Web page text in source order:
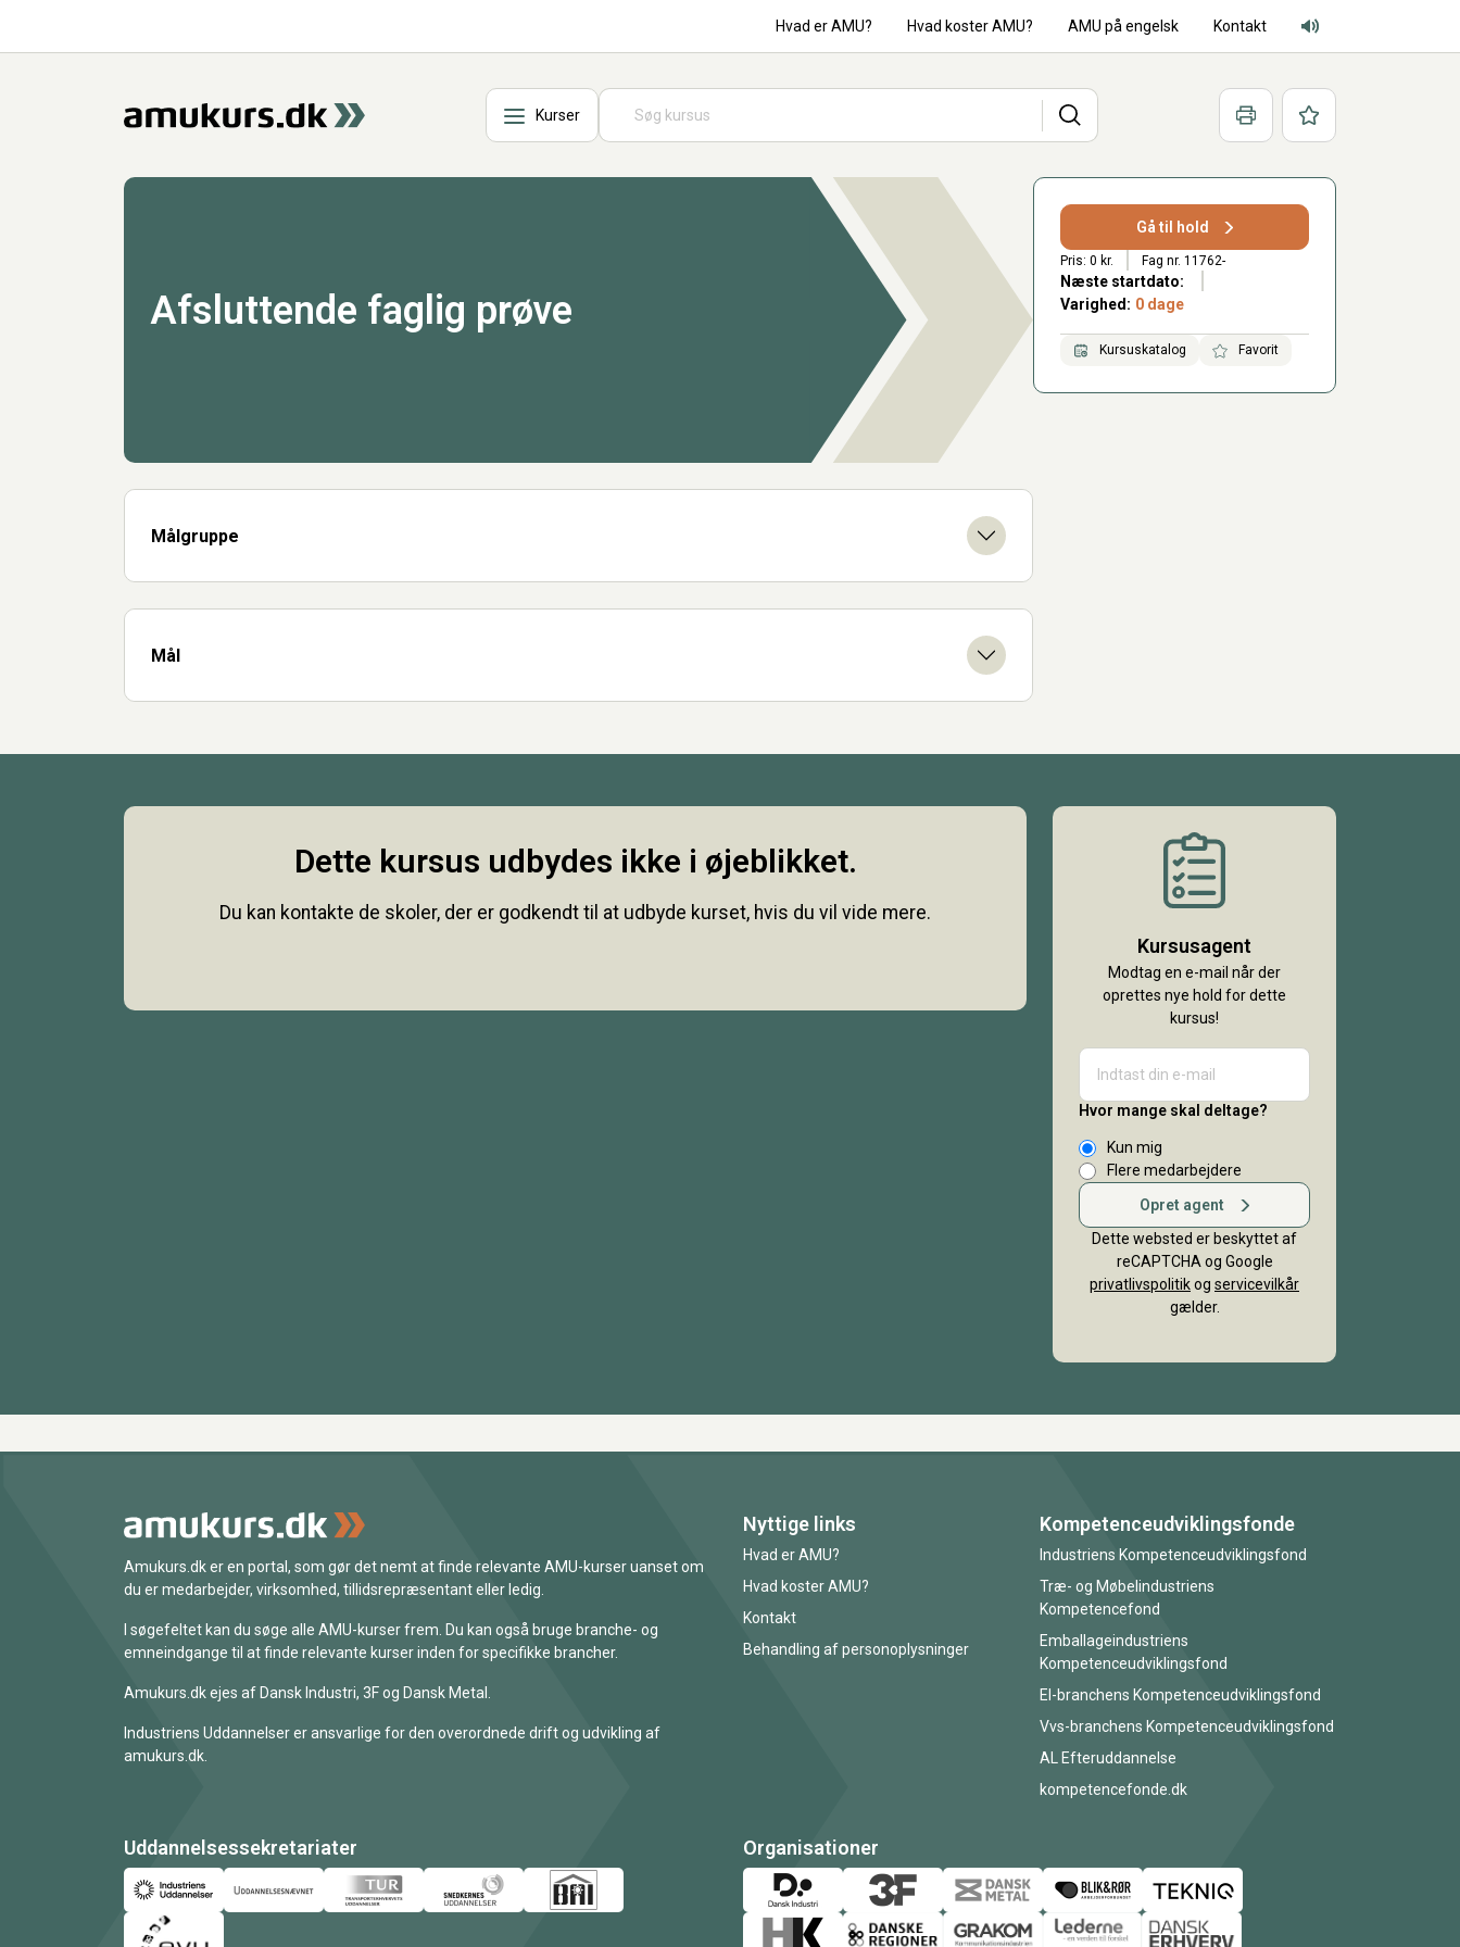
Hvad er AMU? Hvad koster AMU? AMU på engelsk Kontakt
Adgang for alle lyd
Kurser Søg Print Favoritter
Afsluttende faglig prøve
Målgruppe
Mål
Gå til hold
Pris: 0 kr. Fag nr. 11762-
Næste startdato:
Varighed: 0 dage
Kursuskatalog Favorit
Dette kursus udbydes ikke i øjeblikket.
Du kan kontakte de skoler, der er godkendt til at udbyde kurset, hvis du vil vide mere.
Kursusagent
Modtag en e-mail når der
oprettes nye hold for dette
kursus!
Hvor mange skal deltage?
Kun mig
Flere medarbejdere
Opret agent
Dette websted er beskyttet af
reCAPTCHA og Google
privatlivspolitikog servicevilkår
gælder.
Amukurs.dk er en portal, som gør det nemt at finde relevante AMU-kurser uanset om
du er medarbejder, virksomhed, tillidsrepræsentant eller ledig.
I søgefeltet kan du søge alle AMU-kurser frem. Du kan også bruge branche- og
emneindgange til at finde relevante kurser inden for specifikke brancher.
Amukurs.dk ejes af Dansk Industri, 3F og Dansk Metal.
Industriens Uddannelser er ansvarlige for den overordnede drift og udvikling af
amukurs.dk.
Nyttige links
Hvad er AMU?
Hvad koster AMU?
Kontakt
Behandling af personoplysninger
Kompetenceudviklingsfonde
Industriens Kompetenceudviklingsfond
Træ- og Møbelindustriens
Kompetencefond
Emballageindustriens
Kompetenceudviklingsfond
El-branchens Kompetenceudviklingsfond
Vvs-branchens Kompetenceudviklingsfond
AL Efteruddannelse
kompetencefonde.dk
Uddannelsessekretariater Organisationer